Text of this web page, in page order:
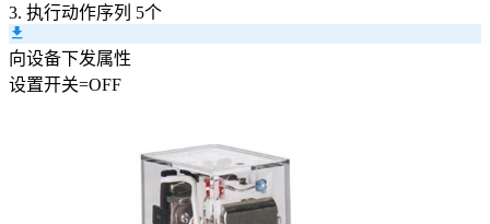
3. 执行动作序列 5个
向设备下发属性
设置开关=OFF